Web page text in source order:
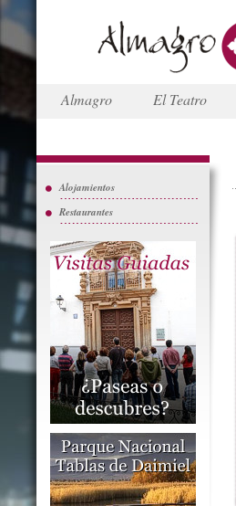
Almagro El Teatro
Alojamientos
Restaurantes